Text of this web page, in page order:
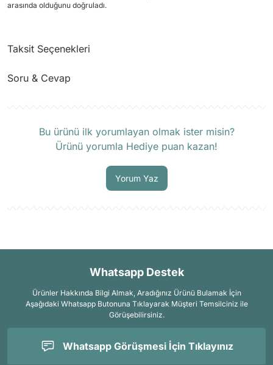
arasında olduğunu doğruladı.
Taksit Seçenekleri
Soru & Cevap
Bu ürünü ilk yorumlayan olmak ister misin?
Ürünü yorumla Hediye puan kazan!
Yorum Yaz
Whatsapp Destek
Ürünler Hakkında Bilgi Almak, Aradığınız Ürünü Bulamak İçin
Aşağıdaki Whatsapp Butonuna Tıklayarak Müşteri Temsilciniz ile
Görüşebilirsiniz.
Whatsapp Görüşmesi İçin Tıklayınız